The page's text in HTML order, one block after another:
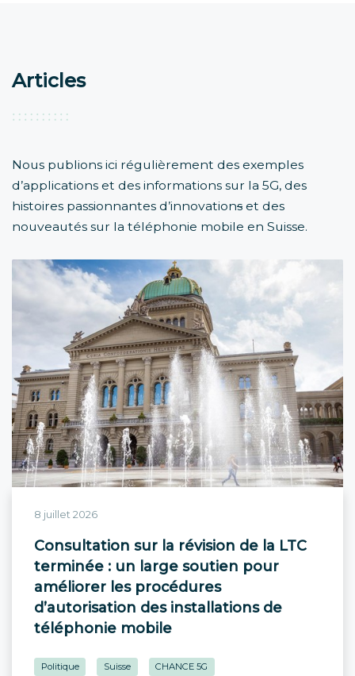
Articles
Nous publions ici régulièrement des exemples
d’applications et des informations sur la 5G, des
histoires passionnantes d’innovations et des
nouveautés sur la téléphonie mobile en Suisse.
8 juillet 2026
Consultation sur la révision de la LTC
terminée : un large soutien pour
améliorer les procédures
d’autorisation des installations de
téléphonie mobile
Politique Suisse CHANCE 5G